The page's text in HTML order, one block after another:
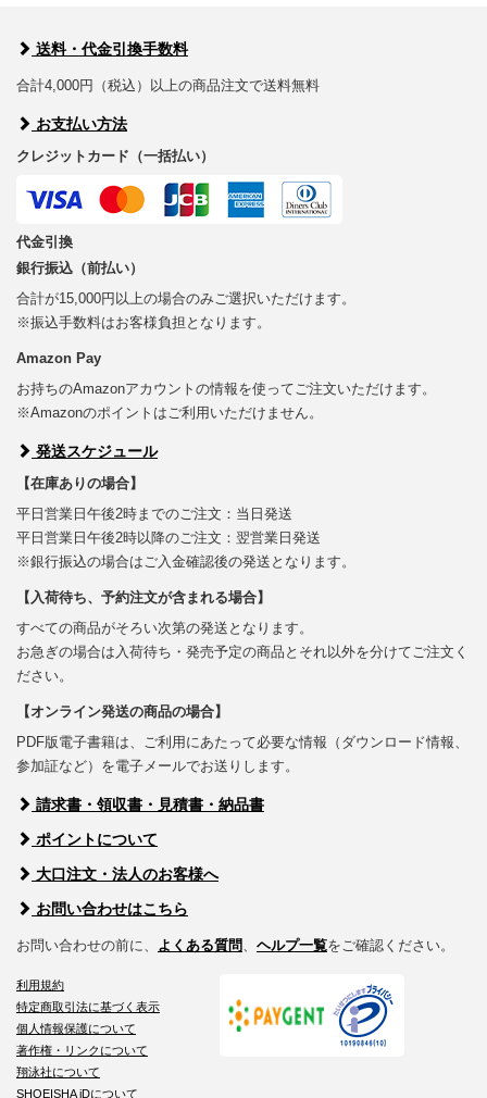
送料・代金引換手数料
合計4,000円（税込）以上の商品注文で送料無料
お支払い方法
クレジットカード（一括払い）
代金引換
銀行振込（前払い）
合計が15,000円以上の場合のみご選択いただけます。
※振込手数料はお客様負担となります。
Amazon Pay
お持ちのAmazonアカウントの情報を使ってご注文いただけます。
※Amazonのポイントはご利用いただけません。
発送スケジュール
【在庫ありの場合】
平日営業日午後2時までのご注文：当日発送
平日営業日午後2時以降のご注文：翌営業日発送
※銀行振込の場合はご入金確認後の発送となります。
【入荷待ち、予約注文が含まれる場合】
すべての商品がそろい次第の発送となります。
お急ぎの場合は入荷待ち・発売予定の商品とそれ以外を分けてご注文く
ださい。
【オンライン発送の商品の場合】
PDF版電子書籍は、ご利用にあたって必要な情報（ダウンロード情報、
参加証など）を電子メールでお送りします。
請求書・領収書・見積書・納品書
ポイントについて
大口注文・法人のお客様へ
お問い合わせはこちら
お問い合わせの前に、 よくある質問 ヘルプ一覧をご確認ください。
利用規約
特定商取引法に基づく表示
個人情報保護について
著作権・リンクについて
翔泳社について
SHOEISHA iDについて